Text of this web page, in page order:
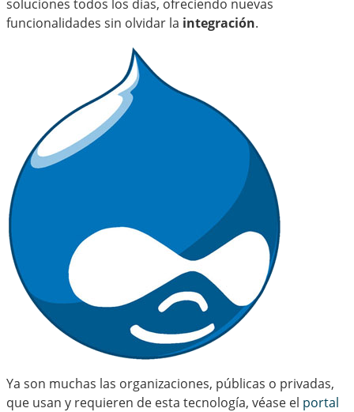
soluciones todos los días, ofreciendo nuevas
funcionalidades sin olvidar la integración.
Ya son muchas las organizaciones, públicas o privadas,
que usan y requieren de esta tecnología, véase el portal